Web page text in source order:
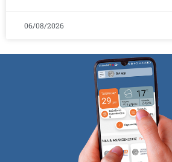
06/08/2026